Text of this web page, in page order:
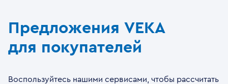
Предложения VEKA
для покупателей
Воспользуйтесь нашими сервисами, чтобы рассчитать